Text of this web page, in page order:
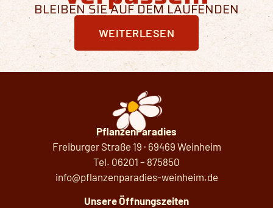
BLEIBEN SIE AUF DEM LAUFENDEN
WEITERLESEN
PflanzenParadies
Freiburger Straße 19 · 69469 Weinheim
Tel. 06201 – 875850
info@pflanzenparadies-weinheim.de
Unsere Öffnungszeiten